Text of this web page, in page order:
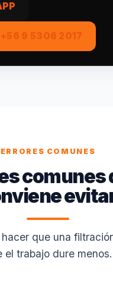
+56 9 5306 2017
ERRORES COMUNES
comunes
que una
el trabajo dure menos.